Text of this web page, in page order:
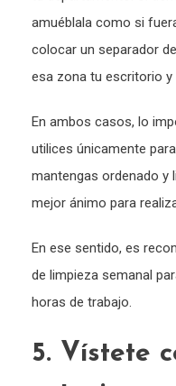
amuéblala como si
colocar un separador
esa zona tu escritorio y
En ambos casos, lo
utilices únicamente
mantengas ordenado y
mejor ánimo para
En ese sentido, es
de limpieza semanal
horas de trabajo.
5. Vístete